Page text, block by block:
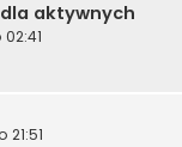
aktywnych
21:51